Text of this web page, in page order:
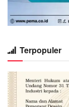
Terpopuler